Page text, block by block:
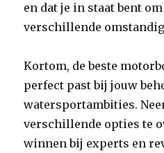
en dat je in staat bent
verschillende
Kortom, de beste
perfect past bij jouw
watersportambities.
verschillende opties te
winnen bij experts en